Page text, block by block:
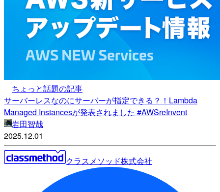
ちょっと話題の記事
サーバーレスなのにサーバーが指定できる？！Lambda
Managed Instancesが発表されました #AWSreInvent
岩田智哉
2025.12.01
クラスメソッド株式会社